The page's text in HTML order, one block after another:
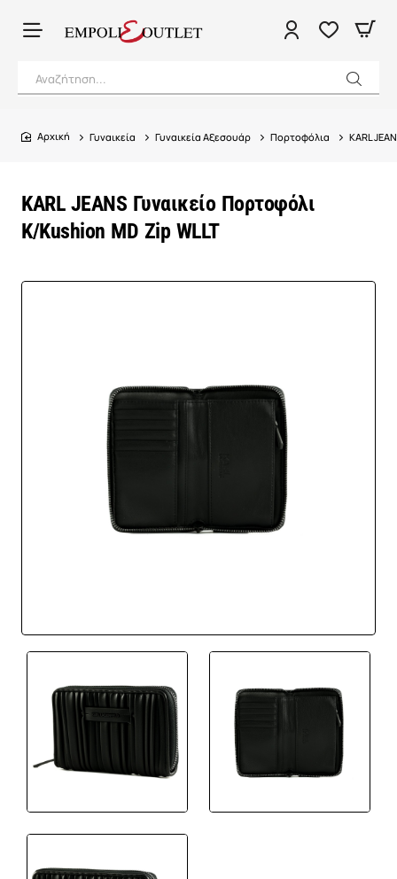
Αναζήτηση...
KARL JEANS Γυναικείο Πορτοφόλι
K/Kushion MD Zip WLLT
home
Γυναικεία Γυναικεία Αξεσουάρ Πορτοφόλια KARL